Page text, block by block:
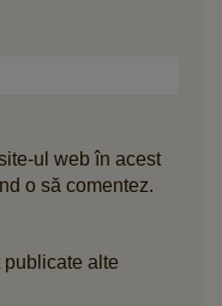
ul web în acest
o să comentez.
alte